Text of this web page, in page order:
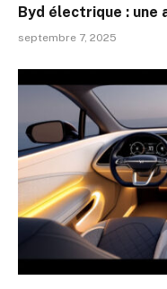
Byd électrique : une
septembre 7, 2025